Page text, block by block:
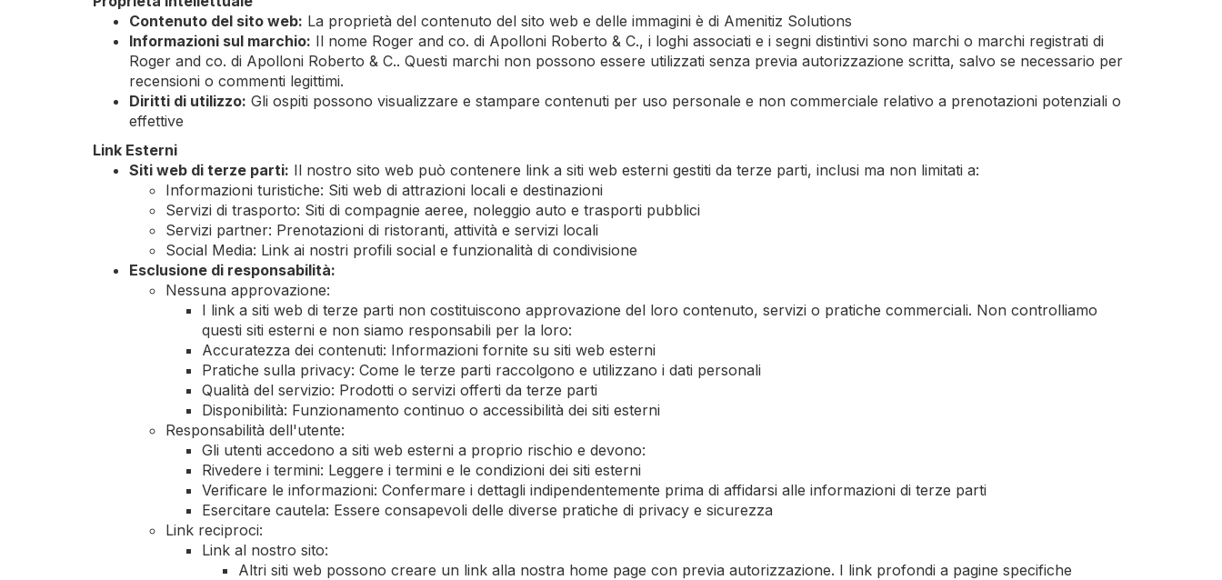
Contenuto del sito web: La proprietà del contenuto del sito web e delle immagini è di Amenitiz Solutions
Informazioni sul marchio: Il nome Roger and co. di Apolloni Roberto & C., i loghi associati e i segni distintivi sono marchi o marchi registrati di
Roger and co. di Apolloni Roberto & C.. Questi marchi non possono essere utilizzati senza previa autorizzazione scritta, salvo se necessario per
recensioni o commenti legittimi.
Diritti di utilizzo: Gli ospiti possono visualizzare e stampare contenuti per uso personale e non commerciale relativo a prenotazioni potenziali o
effettive
Link Esterni
Siti web di terze parti: Il nostro sito web può contenere link a siti web esterni gestiti da terze parti, inclusi ma non limitati a:
Informazioni turistiche: Siti web di attrazioni locali e destinazioni
Servizi di trasporto: Siti di compagnie aeree, noleggio auto e trasporti pubblici
Servizi partner: Prenotazioni di ristoranti, attività e servizi locali
Social Media: Link ai nostri profili social e funzionalità di condivisione
Esclusione di responsabilità:
Nessuna approvazione:
I link a siti web di terze parti non costituiscono approvazione del loro contenuto, servizi o pratiche commerciali. Non controlliamo
questi siti esterni e non siamo responsabili per la loro:
Accuratezza dei contenuti: Informazioni fornite su siti web esterni
Pratiche sulla privacy: Come le terze parti raccolgono e utilizzano i dati personali
Qualità del servizio: Prodotti o servizi offerti da terze parti
Disponibilità: Funzionamento continuo o accessibilità dei siti esterni
Responsabilità dell'utente:
Gli utenti accedono a siti web esterni a proprio rischio e devono:
Rivedere i termini: Leggere i termini e le condizioni dei siti esterni
Verificare le informazioni: Confermare i dettagli indipendentemente prima di affidarsi alle informazioni di terze parti
Esercitare cautela: Essere consapevoli delle diverse pratiche di privacy e sicurezza
Link reciproci:
Link al nostro sito:
Altri siti web possono creare un link alla nostra home page con previa autorizzazione. I link profondi a pagine specifiche